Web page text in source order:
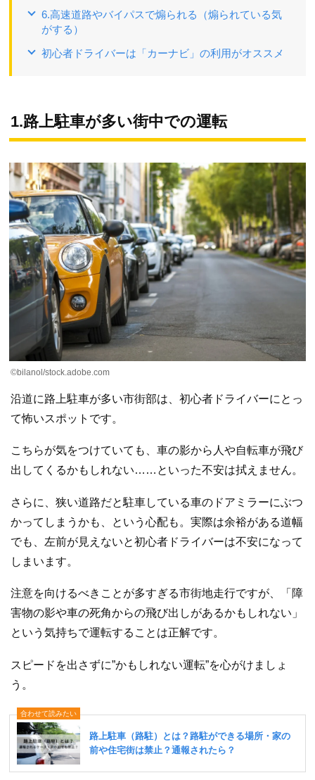
6.高速道路やバイパスで煽られる（煽られている気
がする）
初心者ドライバーは「カーナビ」の利用がオススメ
1.路上駐車が多い街中での運転
©bilanol/stock.adobe.com
沿道に路上駐車が多い市街部は、初心者ドライバーにとっ
て怖いスポットです。
こちらが気をつけていても、車の影から人や自転車が飛び
出してくるかもしれない……といった不安は拭えません。
さらに、狭い道路だと駐車している車のドアミラーにぶつ
かってしまうかも、という心配も。実際は余裕がある道幅
でも、左前が見えないと初心者ドライバーは不安になって
しまいます。
注意を向けるべきことが多すぎる市街地走行ですが、「障
害物の影や車の死角からの飛び出しがあるかもしれない」
という気持ちで運転することは正解です。
スピードを出さずに”かもしれない運転”を心がけましょ
う。